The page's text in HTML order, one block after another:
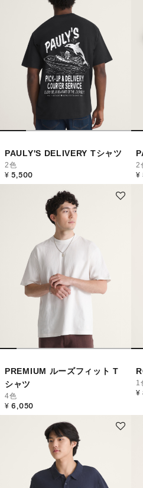
PAULY'S DELIVERY Tシャツ
2色
¥ 5,500
2
¥
PREMIUM ルーズフィット T
シャツ
4色
¥ 6,050
1
¥